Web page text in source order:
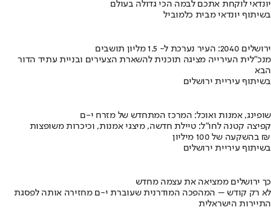
יונדאי לוקחת אתכם לבמה הכי גדולה בעולם
בשיתוף יונדאי מבית כלמוביל
ירושלים 2040: העיר נערכת ל- 1.5 מליון תושבים
מנכ"לית העירייה מציגה תוכנית להשארת הצעירים ובניית עתיד הדור
הבא
בשיתוף עיריית ירושלים
שופינג, אמנות ואוכל: המרכז המתחדש של מזרח י-ם
קפיצה קטנה לחו"ל: טיילת חדשה, מיצגי אמנות, וכיכרות משופצות
בהשקעה של 100 מיליון ₪
בשיתוף עיריית ירושלים
כך ירושלים ממציאה את עצמה מחדש
לא רק קודש – המהפכה המודרנית שעוברת י-ם מחזירה אותה לפסגת
התיירות הישראלית